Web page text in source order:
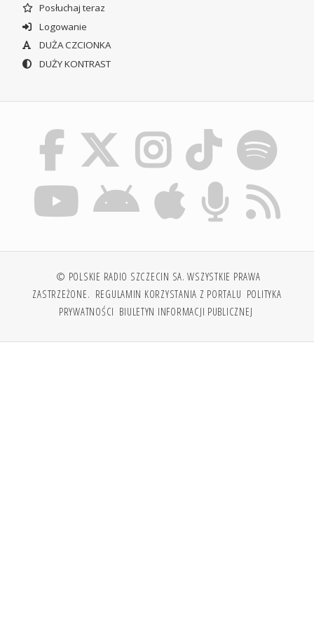
Posłuchaj teraz
Logowanie
DUŻA CZCIONKA
DUŻY KONTRAST
© POLSKIE RADIO SZCZECIN SA. WSZYSTKIE PRAWA
ZASTRZEŻONE. REGULAMIN KORZYSTANIA Z PORTALU POLITYKA
PRYWATNOŚCI BIULETYN INFORMACJI PUBLICZNEJ